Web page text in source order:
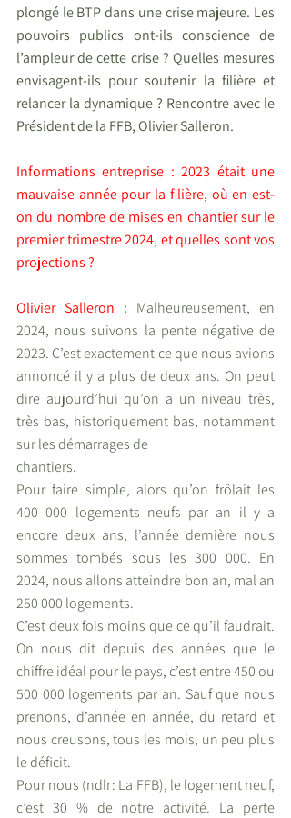
plongé le BTP dans une crise majeure. Les
pouvoirs publics ont-ils conscience de
l’ampleur de cette crise ? Quelles mesures
envisagent-ils pour soutenir la filière et
relancer la dynamique ? Rencontre avec le
Président de la FFB, Olivier Salleron.
Informations entreprise : 2023 était une
mauvaise année pour la filière, où en est-
on du nombre de mises en chantier sur le
premier trimestre 2024, et quelles sont vos
projections ?
Olivier Salleron : Malheureusement, en
2024, nous suivons la pente négative de
2023. C’est exactement ce que nous avions
annoncé il y a plus de deux ans. On peut
dire aujourd’hui qu’on a un niveau très,
très bas, historiquement bas, notamment
sur les démarrages de
chantiers.
Pour faire simple, alors qu’on frôlait les
400 000 logements neufs par an il y a
encore deux ans, l’année dernière nous
sommes tombés sous les 300 000. En
2024, nous allons atteindre bon an, mal an
250 000 logements.
C’est deux fois moins que ce qu’il faudrait.
On nous dit depuis des années que le
chiffre idéal pour le pays, c’est entre 450 ou
500 000 logements par an. Sauf que nous
prenons, d’année en année, du retard et
nous creusons, tous les mois, un peu plus
le déficit.
Pour nous (ndlr: La FFB), le logement neuf,
c’est 30 % de notre activité. La perte